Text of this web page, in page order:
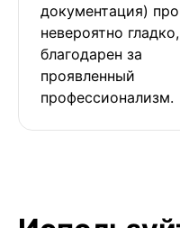
документация)
невероятно
благодарен за
проявленный
профессионализм.